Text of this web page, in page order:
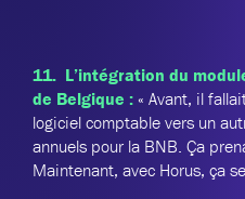
11. L’intégration du
de Belgique : « Avant, il
logiciel comptable vers un
annuels pour la BNB. Ça
Maintenant, avec Horus, ça